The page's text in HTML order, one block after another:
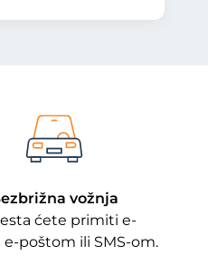
vožnja
ćete primiti e-
poštom ili SMS-om.